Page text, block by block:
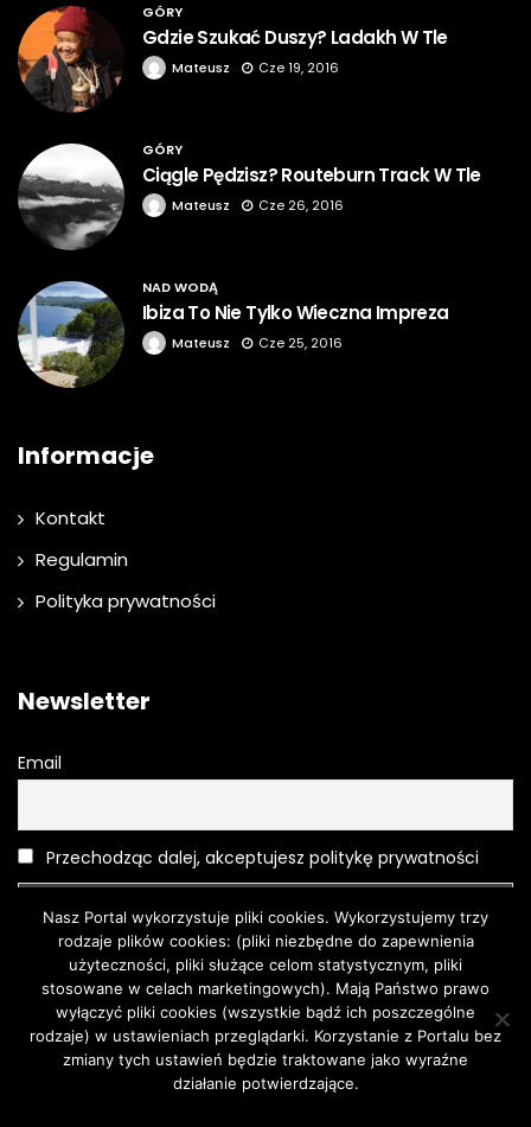
GÓRY
Gdzie Szukać Duszy? Ladakh W Tle
Mateusz Cze 19, 2016
GÓRY
Ciągle Pędzisz? Routeburn Track W Tle
Mateusz Cze 26, 2016
NAD WODĄ
Ibiza To Nie Tylko Wieczna Impreza
Mateusz Cze 25, 2016
Informacje
Kontakt
Regulamin
Polityka prywatności
Newsletter
Email
Przechodząc dalej, akceptujesz politykę prywatności
Moda O urodzie Kosmetyki Pielęgnacja
Moda męska
Nasz Portal wykorzystuje pliki cookies. Wykorzystujemy trzy
rodzaje plików cookies: (pliki niezbędne do zapewnienia
użyteczności, pliki służące celom statystycznym, pliki
stosowane w celach marketingowych). Mają Państwo prawo
wyłączyć pliki cookies (wszystkie bądź ich poszczególne
rodzaje) w ustawieniach przeglądarki. Korzystanie z Portalu bez
zmiany tych ustawień będzie traktowane jako wyraźne
działanie potwierdzające.